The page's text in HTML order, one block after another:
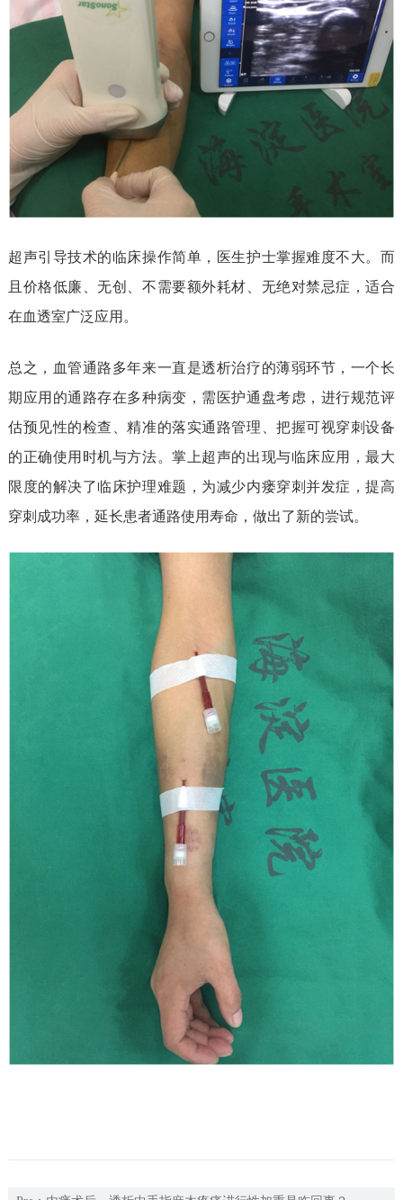
超声引导技术的临床操作简单，医生护士掌握难度不大。而
且价格低廉、无创、不需要额外耗材、无绝对禁忌症，适合
在血透室广泛应用。
总之，血管通路多年来一直是透析治疗的薄弱环节，一个长
期应用的通路存在多种病变，需医护通盘考虑，进行规范评
估预见性的检查、精准的落实通路管理、把握可视穿刺设备
的正确使用时机与方法。掌上超声的出现与临床应用，最大
限度的解决了临床护理难题，为减少内瘘穿刺并发症，提高
穿刺成功率，延长患者通路使用寿命，做出了新的尝试。